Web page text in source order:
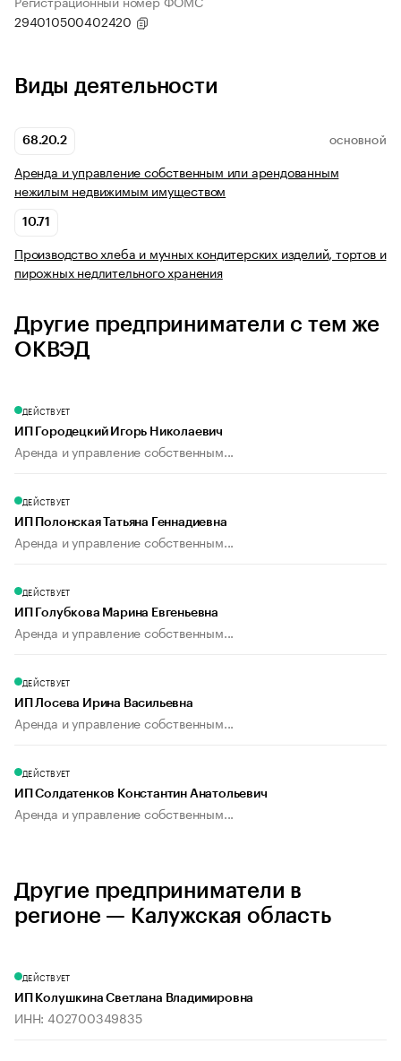
294010500402420
Виды деятельности
68.20.2 ОСНОВНОЙ
Аренда и управление собственным или арендованным
нежилым недвижимым имуществом
10.71
Производство хлеба и мучных кондитерских изделий, тортов и
пирожных недлительного хранения
Другие предприниматели с тем же
ОКВЭД
ДЕЙСТВУЕТ
ИП Городецкий Игорь Николаевич
Аренда и управление собственным...
ДЕЙСТВУЕТ
ИП Полонская Татьяна Геннадиевна
Аренда и управление собственным...
ДЕЙСТВУЕТ
ИП Голубкова Марина Евгеньевна
Аренда и управление собственным...
ДЕЙСТВУЕТ
ИП Лосева Ирина Васильевна
Аренда и управление собственным...
ДЕЙСТВУЕТ
ИП Солдатенков Константин Анатольевич
Аренда и управление собственным...
Другие предприниматели в
регионе — Калужская область
ДЕЙСТВУЕТ
ИП Колушкина Светлана Владимировна
ИНН: 402700349835